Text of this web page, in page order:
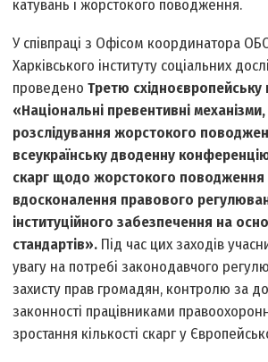
катувань і жорстокого поводження.
У співпраці з Офісом координатора
Харківського інституту соціальних
проведено Третю
«Національні превентивні
розслідування жорстокого
всеукраїнську дводенну
скарг щодо жорстокого поводження
вдосконалення правового
інституційного забезпечення на
стандартів». Під час цих заходів
увагу на потребі законодавчого
захисту прав громадян, контролю за
законності працівниками
зростання кількості скарг у